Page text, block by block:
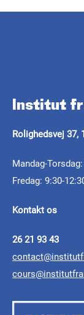
Fra 30.
Danmark at
ARTIKLE
elever en
Institut
Rolighedsvej 37,
Mandag-
Fredag: 9:30-
Kontakt os
26 21 93 43